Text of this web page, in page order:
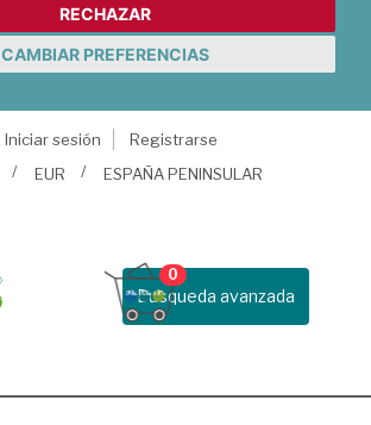
RECHAZAR
CAMBIAR PREFERENCIAS
Iniciar sesión
Registrarse
EUR ESPAÑA PENINSULAR
Busqueda avanzada
0